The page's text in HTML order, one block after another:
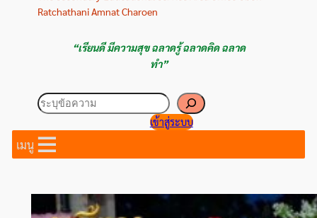
Ratchathani Amnat Charoen
“เรียนดี มีความสุข ฉลาดรู้ ฉลาดคิด ฉลาด
ทำ”
ค้นหา
เข้าสู่ระบบ
เมนู